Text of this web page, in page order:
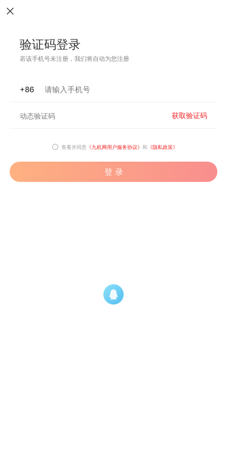
验证码登录
若该手机号未注册，我们将自动为您注册
+86
获取验证码
查看并同意 《九机网用户服务协议》 和 《隐私政策》
登 录